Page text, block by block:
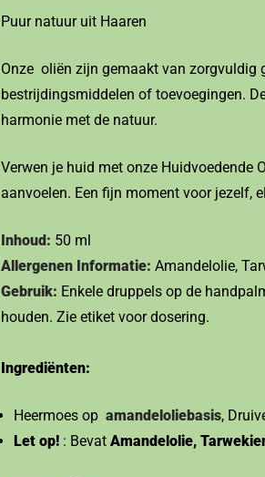
Puur natuur uit Haaren
Onze oliën zijn gemaakt van zorgvuldig
bestrijdingsmiddelen of toevoegingen.
harmonie met de natuur.
Verwen je huid met onze Huidvoedende
aanvoelen. Een fijn moment voor jezelf,
Inhoud: 50 ml
Allergenen Informatie: Amandelolie,
Gebruik: Enkele druppels op de
houden. Zie etiket voor dosering.
Ingrediënten:
Heermoes op amandeloliebasis,
Let op! : Bevat Amandelolie,